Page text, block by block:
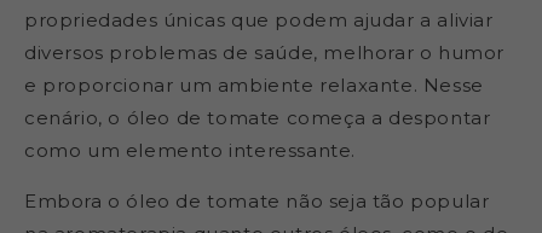
propriedades únicas que podem ajudar a aliviar
diversos problemas de saúde, melhorar o humor
e proporcionar um ambiente relaxante. Nesse
cenário, o óleo de tomate começa a despontar
como um elemento interessante.
Embora o óleo de tomate não seja tão popular